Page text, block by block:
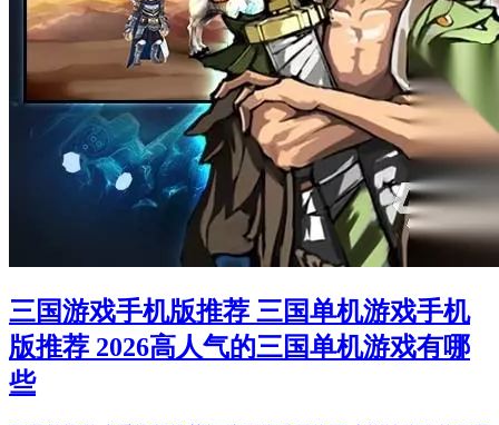
三国游戏手机版推荐 三国单机游戏手机
版推荐 2026高人气的三国单机游戏有哪
些